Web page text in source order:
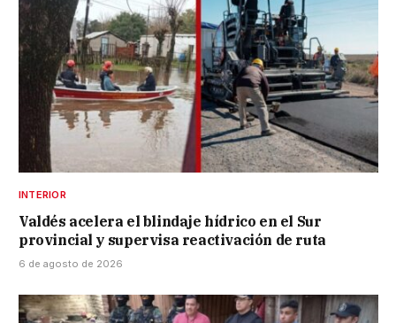
INTERIOR
Valdés acelera el blindaje hídrico en el Sur
provincial y supervisa reactivación de ruta
6 de agosto de 2026